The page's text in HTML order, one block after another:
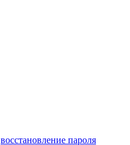
восстановление пароля